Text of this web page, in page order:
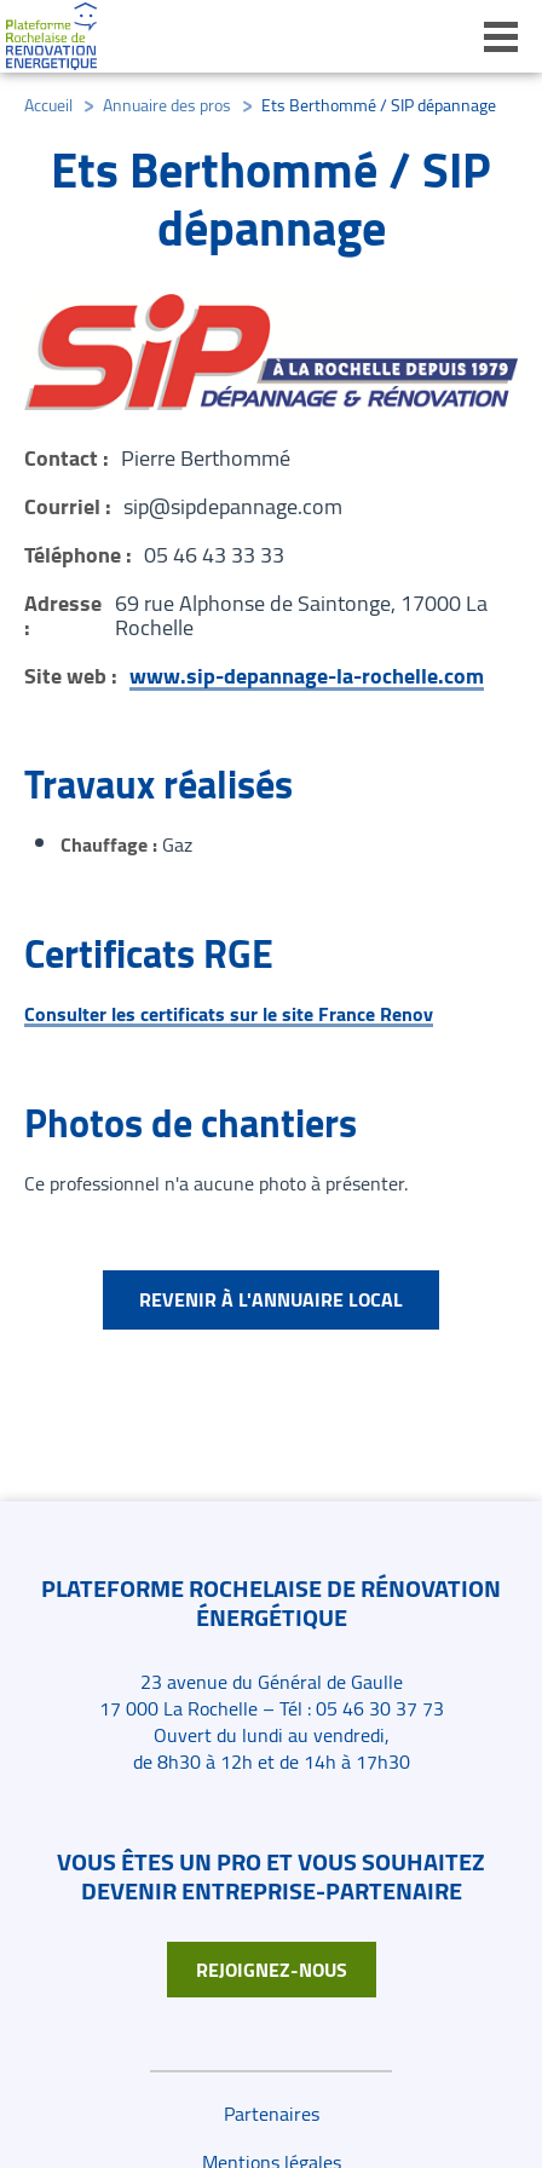
Accueil Annuaire des pros Ets Berthommé / SIP dépannage
Ets Berthommé / SIP
dépannage
Contact : Pierre Berthommé
Courriel : sip@sipdepannage.com
Téléphone : 05 46 43 33 33
Adresse
:
69 rue Alphonse de Saintonge, 17000 La
Rochelle
Site web : www.sip-depannage-la-rochelle.com
Travaux réalisés
Chauffage Gaz
Certificats RGE
Consulter les certificats sur le site France Renov
Photos de chantiers
Ce professionnel n'a aucune photo à présenter.
REVENIR À L'ANNUAIRE LOCAL
PLATEFORME ROCHELAISE DE RÉNOVATION
ÉNERGÉTIQUE
23 avenue du Général de Gaulle
17 000 La Rochelle – Tél : 05 46 30 37 73
Ouvert du lundi au vendredi,
de 8h30 à 12h et de 14h à 17h30
VOUS ÊTES UN PRO ET VOUS SOUHAITEZ
DEVENIR ENTREPRISE-PARTENAIRE
REJOIGNEZ-NOUS
Liens de bas de page
Partenaires